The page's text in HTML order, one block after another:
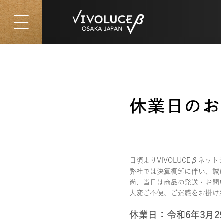
休業日の
日頃よりVIVOLUCEβネット
弊社では決算棚卸に伴い、
尚、当日は商品の発送・お
大変ご不便、ご迷惑をお掛
休業日：令和6年3月